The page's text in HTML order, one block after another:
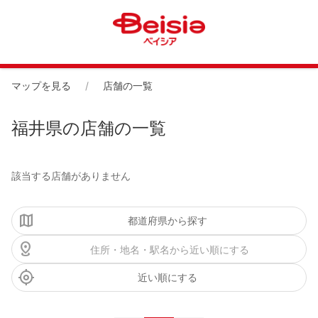
マップを見る 店舗の一覧
福井県の店舗の一覧
該当する店舗がありません
都道府県から探す
近い順にする